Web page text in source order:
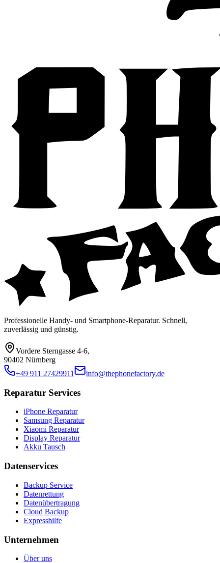
Professionelle Handy- und Smartphone-Reparatur. Schnell,
zuverlässig und günstig.
Vordere Sterngasse 4-6,
90402 Nürnberg
+49 911 27429911
info@thephonefactory.de
Reparatur Services
iPhone Reparatur
Samsung Reparatur
Xiaomi Reparatur
Display Reparatur
Akku Tausch
Datenservices
Backup Service
Datenrettung
Datenübertragung
Cloud Backup
Expresshilfe
Unternehmen
Über uns